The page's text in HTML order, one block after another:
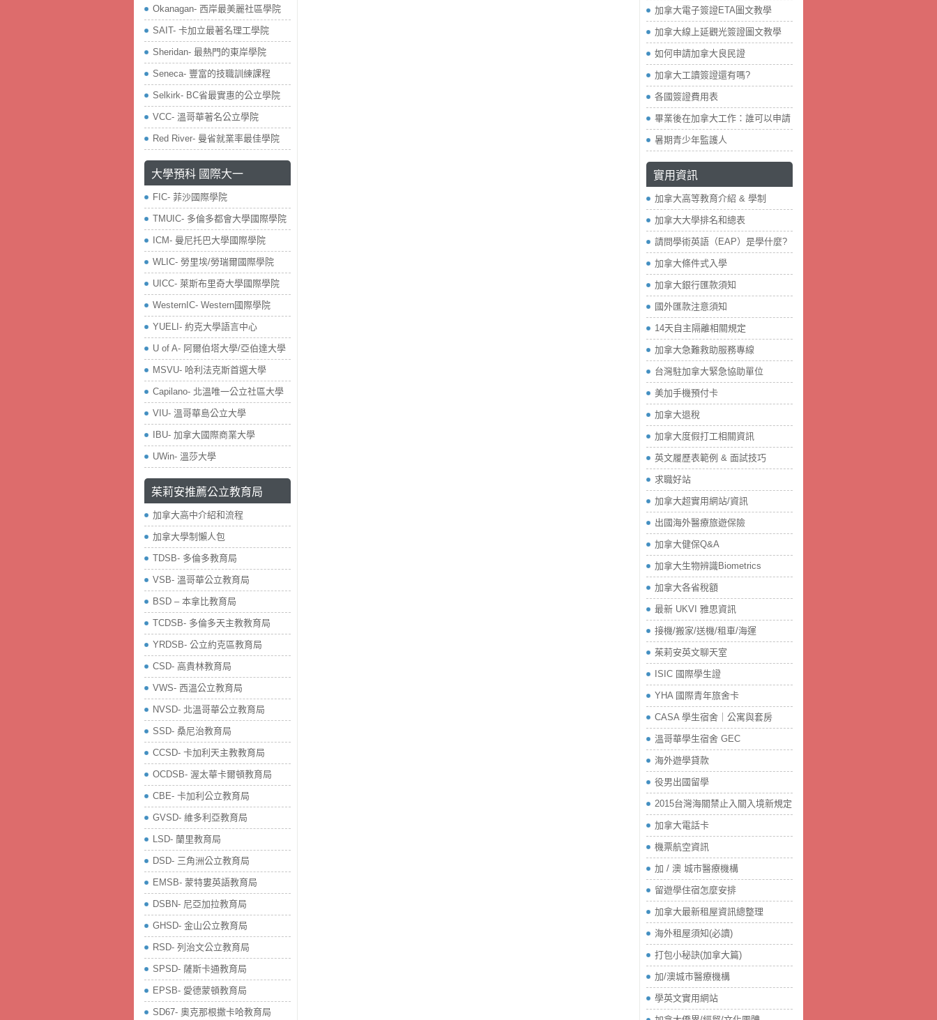
Okanagan- 西岸最美麗社區學院
SAIT- 卡加立最著名理工學院
Sheridan- 最熱門的東岸學院
Seneca- 豐富的技職訓練課程
Selkirk- BC省最實惠的公立學院
VCC- 溫哥華著名公立學院
Red River- 曼省就業率最佳學院
大學預科 國際大一
FIC- 菲沙國際學院
TMUIC- 多倫多都會大學國際學院
ICM- 曼尼托巴大學國際學院
WLIC- 勞里埃/勞瑞爾國際學院
UICC- 萊斯布里奇大學國際學院
WesternIC- Western國際學院
YUELI- 約克大學語言中心
U of A- 阿爾伯塔大學/亞伯達大學
MSVU- 哈利法克斯首選大學
Capilano- 北溫唯一公立社區大學
VIU- 溫哥華島公立大學
IBU- 加拿大國際商業大學
UWin- 溫莎大學
茱莉安推薦公立教育局
加拿大高中介紹和流程
加拿大學制懶人包
TDSB- 多倫多教育局
VSB- 溫哥華公立教育局
BSD – 本拿比教育局
TCDSB- 多倫多天主教教育局
YRDSB- 公立約克區教育局
​CSD- 高貴林教育局
VWS- 西溫公立教育局
NVSD- 北溫哥華公立教育局
SSD- 桑尼治教育局
CCSD- 卡加利天主教教育局
OCDSB- 渥太華卡爾頓教育局
CBE- 卡加利公立教育局
GVSD- 維多利亞教育局
LSD- 蘭里教育局
DSD- 三角洲公立教育局
EMSB- 蒙特婁英語教育局
DSBN- 尼亞加拉教育局
GHSD- 金山公立教育局
RSD- 列治文公立教育局
SPSD- 薩斯卡通教育局
EPSB- 愛德蒙頓教育局
SD67- 奧克那根撒卡哈教育局
加拿大電子簽證ETA圖文教學
加拿大線上延觀光簽證圖文教學
如何申請加拿大良民證
加拿大工讀簽證還有嗎?
各國簽證費用表
畢業後在加拿大工作：誰可以申請
暑期青少年監護人
實用資訊
加拿大高等教育介紹 & 學制
加拿大大學排名和總表
請問學術英語（EAP）是學什麼?
加拿大條件式入學
加拿大銀行匯款須知
國外匯款注意須知
14天自主隔離相關規定
加拿大急難救助服務專線
台灣駐加拿大緊急協助單位
美加手機預付卡
加拿大退稅
加拿大度假打工相關資訊
英文履歷表範例 & 面試技巧
求職好站
加拿大超實用網站/資訊
出國海外醫療旅遊保險
加拿大健保Q&A
加拿大生物辨識Biometrics
加拿大各省稅額
最新 UKVI 雅思資訊
接機/搬家/送機/租車/海運
茱莉安英文聊天室
ISIC 國際學生證
YHA 國際青年旅舍卡
CASA 學生宿舍｜公寓與套房
溫哥華學生宿舍 GEC
海外遊學貸款
役男出國留學
2015台灣海關禁止入關入境新規定
加拿大電話卡
機票航空資訊
加 / 澳 城市醫療機構
留遊學住宿怎麼安排
加拿大最新租屋資訊總整理
海外租屋須知(必讀)
打包小秘訣(加拿大篇)
加/澳城市醫療機構
學英文實用網站